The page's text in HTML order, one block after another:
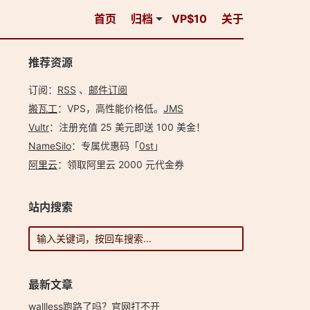
首页 归档 VP$10 关于
推荐资源
订阅： RSS 、 邮件订阅
搬瓦工：VPS，高性能价格低。️ JMS
Vultr：注册充值 25 美元即送 100 美金！
NameSilo：专属优惠码「0st」
阿里云：领取阿里云 2000 元代金券
站内搜索
最新文章
wallless跑路了吗？官网打不开